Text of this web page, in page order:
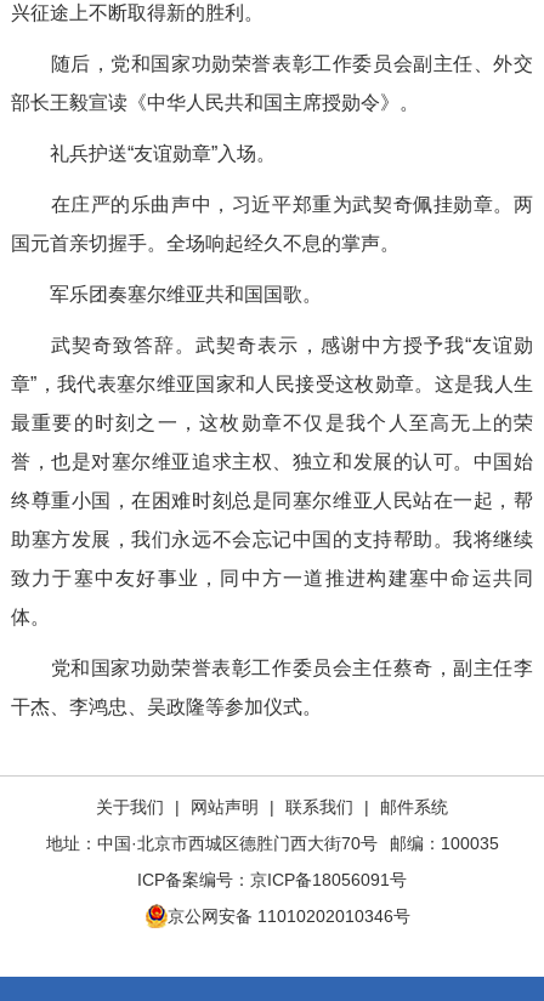
兴征途上不断取得新的胜利。
随后，党和国家功勋荣誉表彰工作委员会副主任、外交
部长王毅宣读《中华人民共和国主席授勋令》。
礼兵护送“友谊勋章”入场。
在庄严的乐曲声中，习近平郑重为武契奇佩挂勋章。两
国元首亲切握手。全场响起经久不息的掌声。
军乐团奏塞尔维亚共和国国歌。
武契奇致答辞。武契奇表示，感谢中方授予我“友谊勋
章”，我代表塞尔维亚国家和人民接受这枚勋章。这是我人生
最重要的时刻之一，这枚勋章不仅是我个人至高无上的荣
誉，也是对塞尔维亚追求主权、独立和发展的认可。中国始
终尊重小国，在困难时刻总是同塞尔维亚人民站在一起，帮
助塞方发展，我们永远不会忘记中国的支持帮助。我将继续
致力于塞中友好事业，同中方一道推进构建塞中命运共同
体。
党和国家功勋荣誉表彰工作委员会主任蔡奇，副主任李
干杰、李鸿忠、吴政隆等参加仪式。
关于我们 | 网站声明 | 联系我们 |
邮件系统
地址：中国·北京市西城区德胜门西大街70号
邮编：100035
ICP备案编号： 京ICP备18056091号
京公网安备 11010202010346号